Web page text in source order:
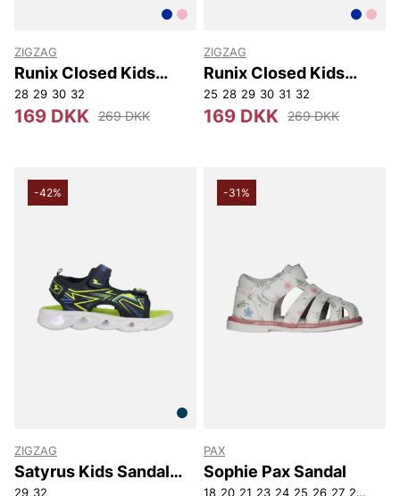
ZIGZAG
Runix Closed Kids
Sandal W/lights
28 29 30 32
169 DKK 269 DKK
ZIGZAG
Runix Closed Kids
Sandal W/lights
25 28 29 30 31 32
169 DKK 269 DKK
-42%
ZIGZAG
Satyrus Kids Sandal
W/Lights
29 32
-31%
PAX
Sophie Pax Sandal
18 20 21 23 24 25 26 27 28